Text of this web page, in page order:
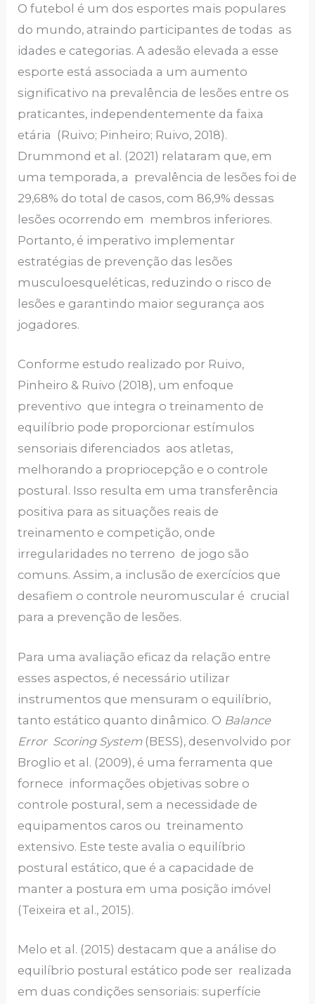
O futebol é um dos esportes mais populares
do mundo, atraindo participantes de todas as
idades e categorias. A adesão elevada a esse
esporte está associada a um aumento
significativo na prevalência de lesões entre os
praticantes, independentemente da faixa
etária (Ruivo; Pinheiro; Ruivo, 2018).
Drummond et al. (2021) relataram que, em
uma temporada, a prevalência de lesões foi de
29,68% do total de casos, com 86,9% dessas
lesões ocorrendo em membros inferiores.
Portanto, é imperativo implementar
estratégias de prevenção das lesões
musculoesqueléticas, reduzindo o risco de
lesões e garantindo maior segurança aos
jogadores.
Conforme estudo realizado por Ruivo,
Pinheiro & Ruivo (2018), um enfoque
preventivo que integra o treinamento de
equilíbrio pode proporcionar estímulos
sensoriais diferenciados aos atletas,
melhorando a propriocepção e o controle
postural. Isso resulta em uma transferência
positiva para as situações reais de
treinamento e competição, onde
irregularidades no terreno de jogo são
comuns. Assim, a inclusão de exercícios que
desafiem o controle neuromuscular é crucial
para a prevenção de lesões.
Para uma avaliação eficaz da relação entre
esses aspectos, é necessário utilizar
instrumentos que mensuram o equilíbrio,
tanto estático quanto dinâmico. O Balance
Error Scoring System (BESS), desenvolvido por
Broglio et al. (2009), é uma ferramenta que
fornece informações objetivas sobre o
controle postural, sem a necessidade de
equipamentos caros ou treinamento
extensivo. Este teste avalia o equilíbrio
postural estático, que é a capacidade de
manter a postura em uma posição imóvel
(Teixeira et al., 2015).
Melo et al. (2015) destacam que a análise do
equilíbrio postural estático pode ser realizada
em duas condições sensoriais: superfície